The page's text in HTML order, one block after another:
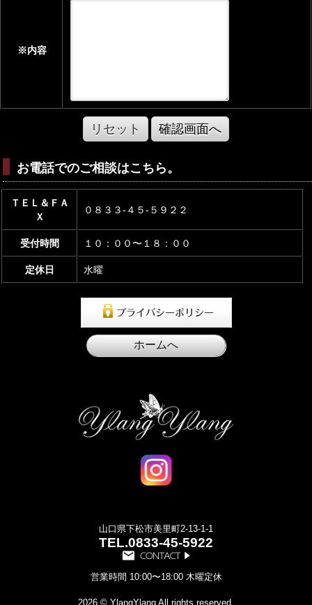
※内容
リセット 確認画面へ
お電話でのご相談はこちら。
ＴＥＬ＆ＦＡ
Ｘ
０８３３-４５-５９２２
受付時間 １０：００〜１８：００
定休日 水曜
山口県下松市美里町2-13-1-1
TEL.0833-45-5922
営業時間 10:00〜18:00 木曜定休
2026 © YlangYlang All rights reserved.